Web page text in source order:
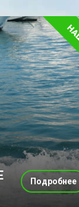
Подробнее